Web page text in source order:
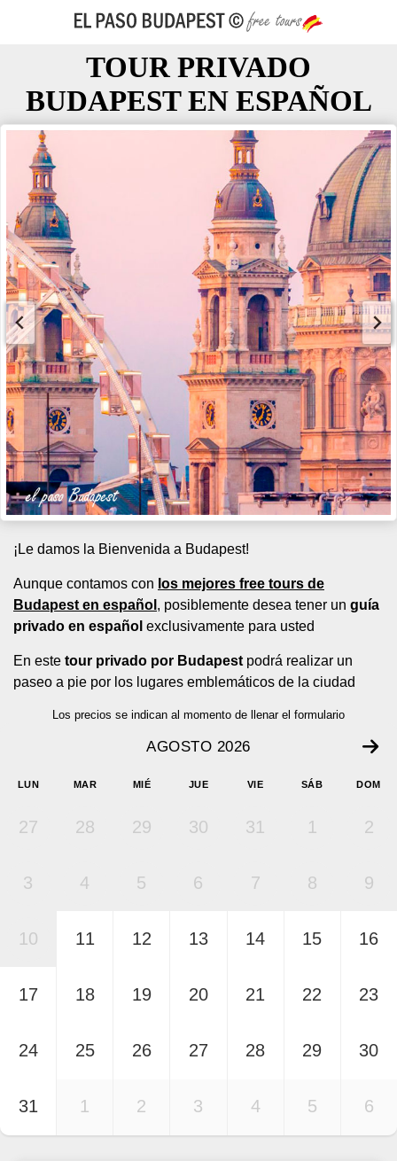
TOUR PRIVADO
BUDAPEST EN ESPAÑOL
¡Le damos la Bienvenida a Budapest!
Aunque contamos con los mejores free tours de
Budapest en español , posiblemente desea tener un guía
privado en español exclusivamente para usted
En este tour privado por Budapest podrá realizar un
paseo a pie por los lugares emblemáticos de la ciudad
Los precios se indican al momento de llenar el formulario
AGOSTO 2026
LUN MAR MIÉ JUE VIE SÁB DOM
27 28 29 30 31 1 2
3 4 5 6 7 8 9
10 11 12 13 14 15 16
17 18 19 20 21 22 23
24 25 26 27 28 29 30
31 1 2 3 4 5 6